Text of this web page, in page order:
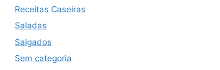
Receitas Caseiras
Saladas
Salgados
Sem categoria